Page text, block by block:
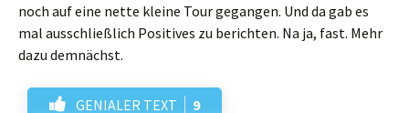
noch auf eine nette kleine Tour gegangen. Und da gab es
mal ausschließlich Positives zu berichten. Na ja, fast. Mehr
dazu demnächst.
GENIALER TEXT
9